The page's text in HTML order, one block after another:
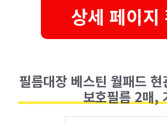
상세 페이지
필름대장 베스틴 월패드 현
보호필름 2매,